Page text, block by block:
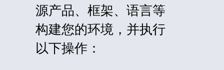
源产品、框架、语言等
构建您的环境，并执行
以下操作：